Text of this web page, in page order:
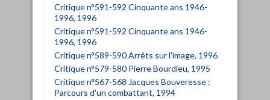
Critique n°591-592 Cinquante ans 1946-
1996, 1996
Critique n°591-592 Cinquante ans 1946-
1996, 1996
Critique n°589-590 Arrêts sur l'image, 1996
Critique n°579-580 Pierre Bourdieu, 1995
Critique n°567-568 Jacques Bouveresse :
Parcours d'un combattant, 1994